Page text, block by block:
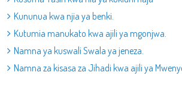
Kununua kwa njia ya benki.
Kutumia manukato kwa ajili ya mgonjwa.
Namna ya kuswali Swala ya jeneza.
Namna za kisasa za Jihadi kwa ajili ya